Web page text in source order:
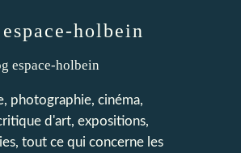
holbein
photographie, cinéma,
d'art, expositions,
tout ce qui concerne les